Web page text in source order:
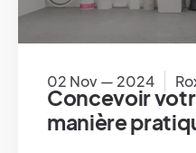
02 Nov — 2024
Concevoir
manière